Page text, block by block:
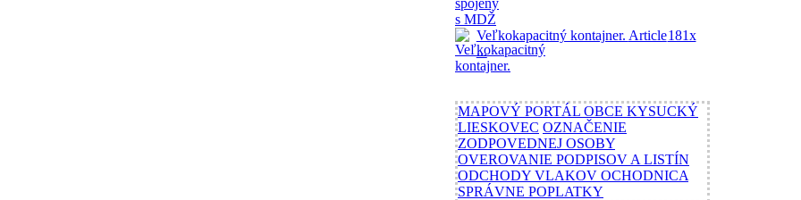
Veľkokapacitný kontajner. Article
...
181x
MAPOVÝ PORTÁL OBCE KYSUCKÝ
LIESKOVEC OZNAČENIE
ZODPOVEDNEJ OSOBY
OVEROVANIE PODPISOV A LISTÍN
ODCHODY VLAKOV OCHODNICA
SPRÁVNE POPLATKY